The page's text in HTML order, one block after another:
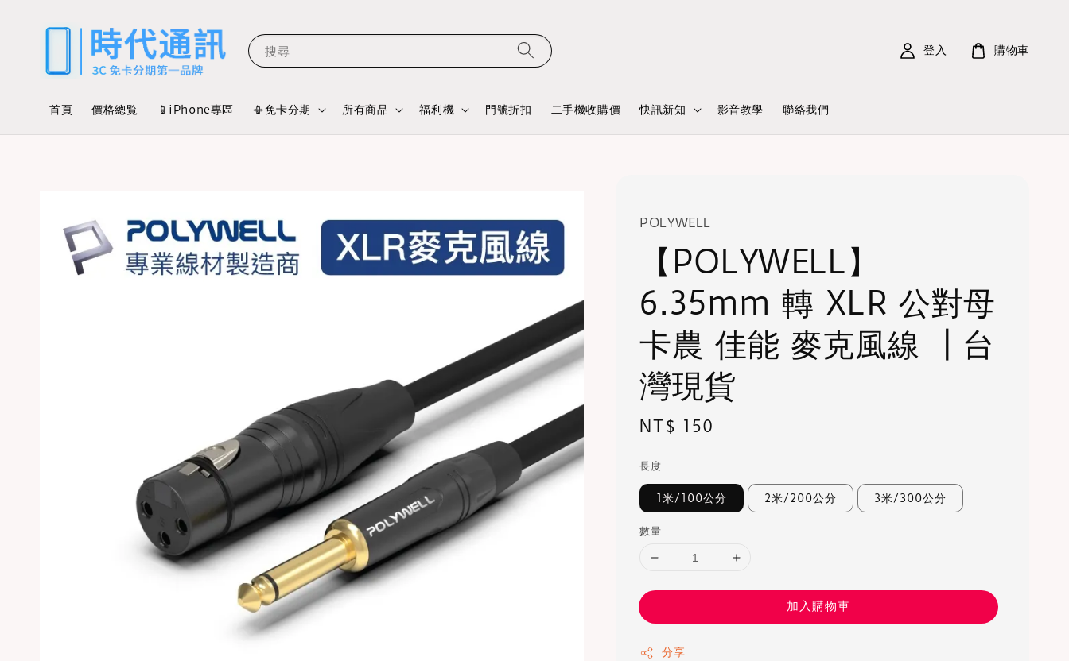
搜尋
首頁 價格總覧 📱iPhone專區 📳免卡分期 所有商品 福利機 門號折扣 二手機收購價 快訊新知 影音教學 聯絡我們
登入 購物車
POLYWELL
【POLYWELL】
6.35mm 轉 XLR 公對母
卡農 佳能 麥克風線 ┃台
灣現貨
Regular
NT$ 150
長度
1米/100公分 2米/200公分 3米/300公分
數量
加入購物車
分享